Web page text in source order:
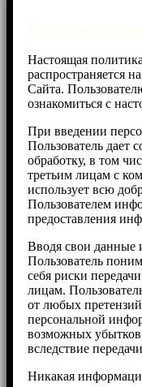
Настоящая
распространяется
Cайта.
ознакомиться с
При введении
Пользователь дает
обработку, в том
третьим лицам с
использует всю
Пользователем
предоставления
Вводя свои данные
Пользователь
себя риски
лицам.
от любых
персональной
возможных
вследствие
Никакая